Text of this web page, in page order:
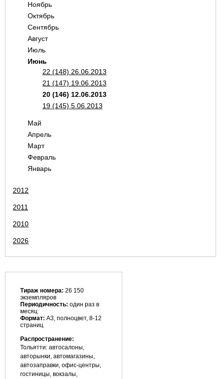
Ноябрь
Октябрь
Сентябрь
Август
Июль
Июнь
22 (148) 26.06.2013
21 (147) 19.06.2013
20 (146) 12.06.2013
19 (145) 5.06.2013
Май
Апрель
Март
Февраль
Январь
2012
2011
2010
2026
Тираж номера: 26 150
экземпляров
Периодичность: один раз в
месяц
Формат: А3, полноцвет, 8-12
страниц
Распространение:
Тольятти: автосалоны,
авторынки, автомагазины,
автозаправки, офис-центры,
гостиницы, вокзалы,